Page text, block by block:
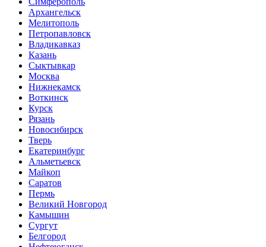
Архангельск
Мелитополь
Петропавловск
Владикавказ
Казань
Сыктывкар
Москва
Нижнекамск
Воткинск
Курск
Рязань
Новосибирск
Тверь
Екатеринбург
Альметьевск
Майкоп
Саратов
Пермь
Великий Новгород
Камышин
Сургут
Белгород